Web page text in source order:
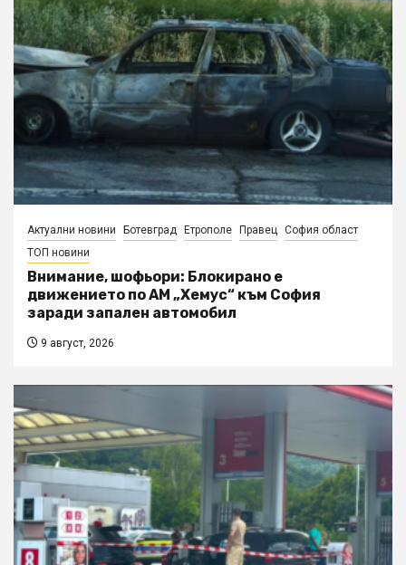
Актуални новини Ботевград Етрополе Правец
София област
ТОП новини
Внимание, шофьори: Блокирано е
движението по АМ „Хемус“ към София
заради запален автомобил
9 август, 2026